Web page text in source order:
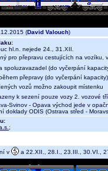
(David Valouch)
hl.n. nejede 24., 31.XII.
pro přepravu cestujících na vozíku,
spoluzavazadel (do vyčerpání
přepravy (do vyčerpání kapacity)
vozů možno zakoupit místenku
k sezení pouze vozy 2. vozové
Svinov - Opava východ jede v
doklady ODIS (Ostrava střed -
;
v a 22.XII., 28.I., 23.III., 30.VI.,